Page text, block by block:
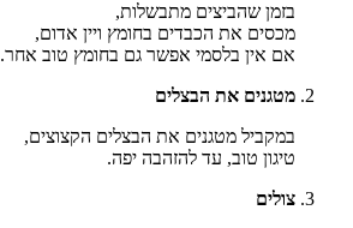
בזמן שהביצים מתבשלות,
מכסים את הכבדים בחומץ ויין אדום,
אם אין בלסמי אפשר גם בחומץ טוב אחר.
מטגנים את הבצלים
במקביל מטגנים את הבצלים הקצוצים,
טיגון טוב, עד להזהבה יפה.
צולים